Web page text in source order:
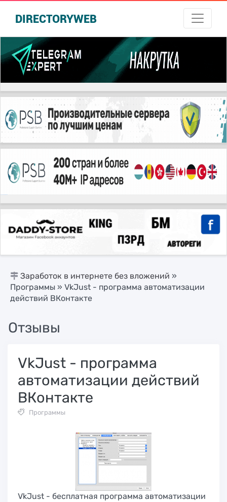
DIRECTORYWEB
Заработок в интернете без вложений »
Программы » VkJust - программа автоматизации
действий ВКонтакте
Отзывы
VkJust - программа
автоматизации действий
ВКонтакте
Программы
VkJust - бесплатная программа автоматизации